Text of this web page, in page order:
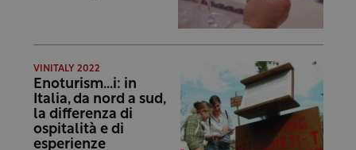
VINITALY 2022
Enoturism…i: in
Italia, da nord a sud,
la differenza di
ospitalità e di
esperienze